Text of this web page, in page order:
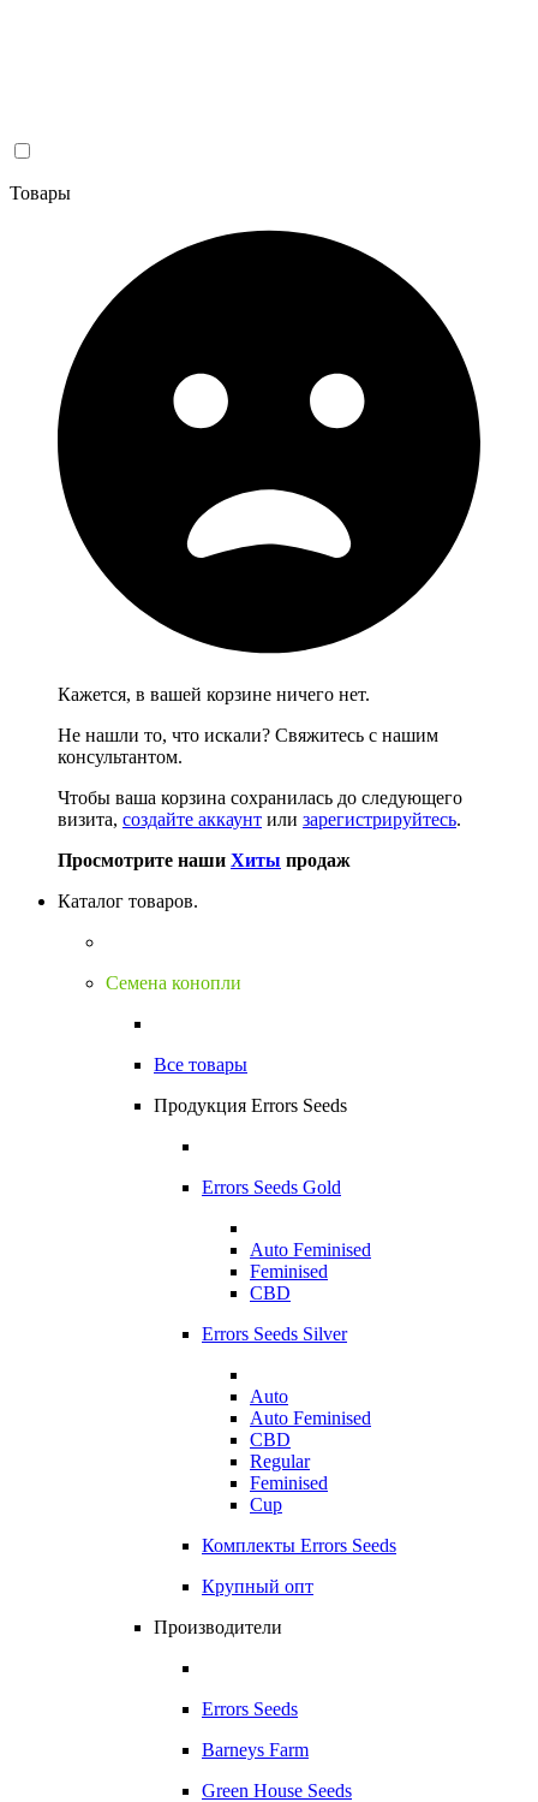
Товары
Кажется, в вашей корзине ничего нет.
Не нашли то, что искали? Свяжитесь с нашим
консультантом.
Чтобы ваша корзина сохранилась до следующего
визита, создайте аккаунт или зарегистрируйтесь.
Просмотрите наши Хиты продаж
Каталог товаров.
Семена конопли
Все товары
Продукция Errors Seeds
Errors Seeds Gold
Auto Feminised
Feminised
CBD
Errors Seeds Silver
Auto
Auto Feminised
CBD
Regular
Feminised
Cup
Комплекты Errors Seeds
Крупный опт
Производители
Errors Seeds
Barneys Farm
Green House Seeds